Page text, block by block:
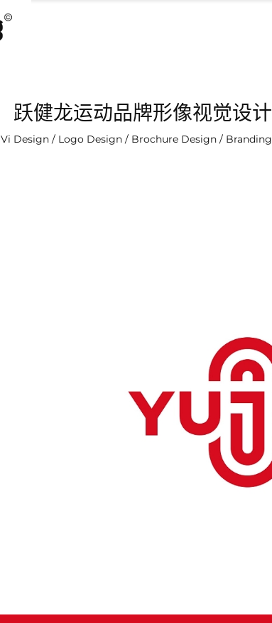
跃健龙运动品牌形像视觉设计
Vi Design / Logo Design / Brochure Design / Branding